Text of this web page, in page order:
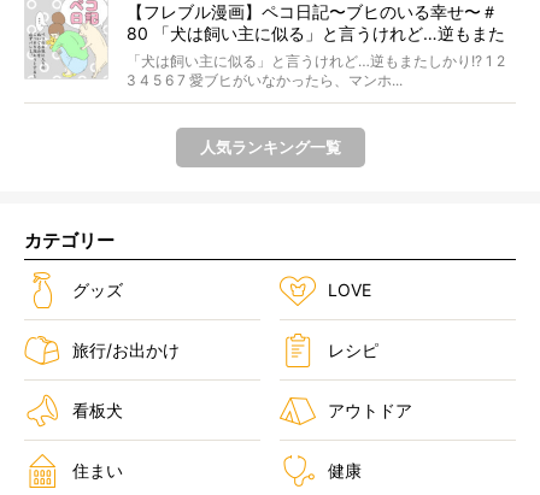
【フレブル漫画】ペコ日記〜ブヒのいる幸せ〜＃
80 「犬は飼い主に似る」と言うけれど…逆もまた
しかり!? 作・Cランチ
「犬は飼い主に似る」と言うけれど…逆もまたしかり!? 1 2
3 4 5 6 7 愛ブヒがいなかったら、マンホ...
人気ランキング一覧
カテゴリー
グッズ LOVE
旅行/お出かけ レシピ
看板犬 アウトドア
住まい 健康